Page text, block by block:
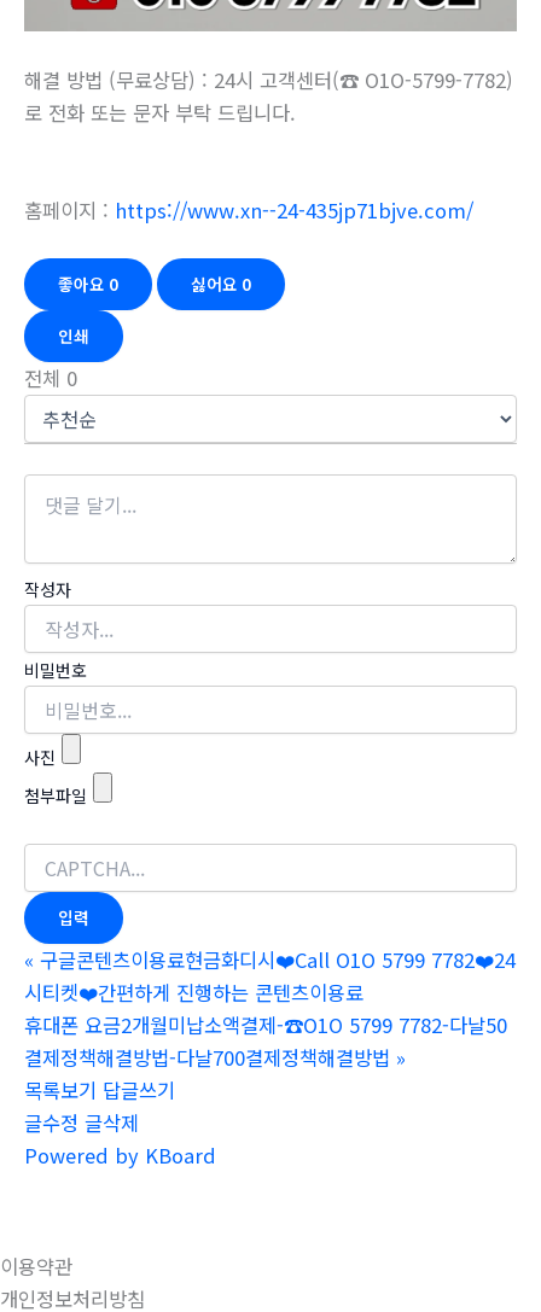
해결 방법 (무료상담) : 24시 고객센터(☎ O1O-5799-7782)
로 전화 또는 문자 부탁 드립니다.
홈페이지 : https://www.xn--24-435jp71bjve.com/
좋아요 0 싫어요 0
인쇄
전체 0
작성자
비밀번호
사진
첨부파일
« 구글콘텐츠이용료현금화디시❤️Call O1O 5799 7782❤️24
시티켓❤️간편하게 진행하는 콘텐츠이용료
휴대폰 요금2개월미납소액결제-☎O1O 5799 7782-다날50
결제정책해결방법-다날700결제정책해결방법 »
목록보기 답글쓰기
글수정 글삭제
Powered by KBoard
이용약관
개인정보처리방침